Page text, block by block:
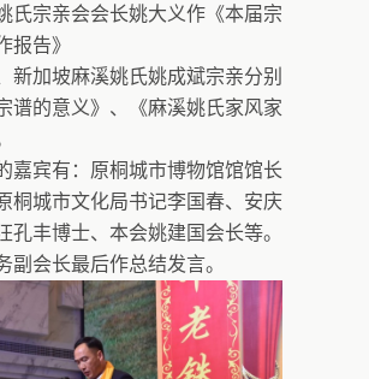
氏宗亲会会长姚大义作《本届宗
报告》
新加坡麻溪姚氏姚成斌宗亲分别
谱的意义》、《麻溪姚氏家风家
嘉宾有：原桐城市博物馆馆馆长
桐城市文化局书记李国春、安庆
孔丰博士、本会姚建国会长等。
副会长最后作总结发言。